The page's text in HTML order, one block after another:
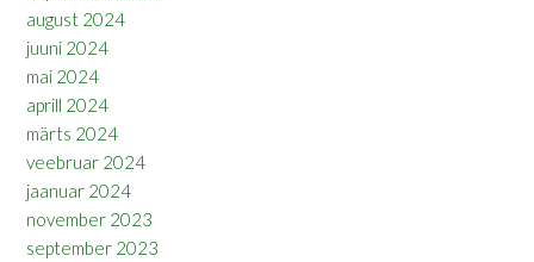
august 2024
juuni 2024
mai 2024
aprill 2024
märts 2024
veebruar 2024
jaanuar 2024
november 2023
september 2023